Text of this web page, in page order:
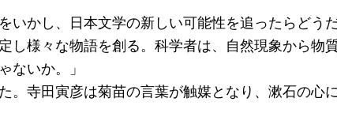
かし、日本文学の新しい可能性を追ったらどう
様々な物語を創る。科学者は、自然現象から物
ないか。」
寺田寅彦は菊苗の言葉が触媒となり、漱石の心